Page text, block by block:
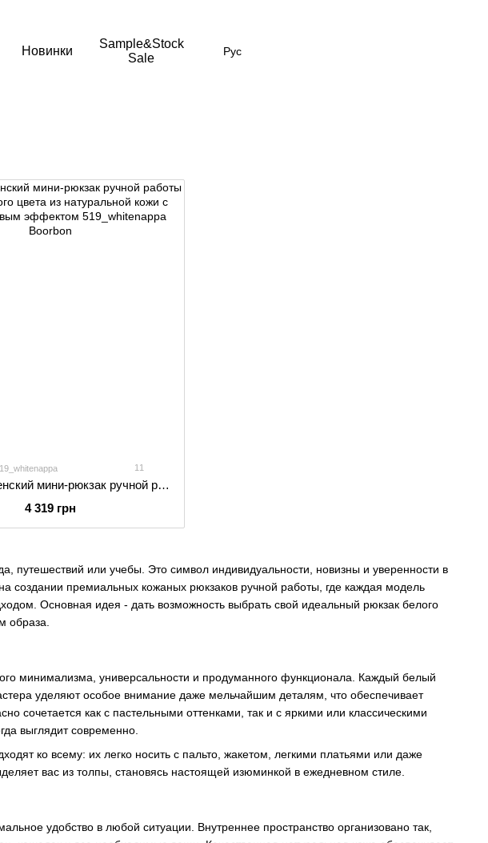
Новинки
Sample&Stock
Sale
Рус
путешествий или учебы. Это символ индивидуальности, новизны и уверенности в
создании премиальных кожаных рюкзаков ручной работы, где каждая модель
Основная идея - дать возможность выбрать свой идеальный рюкзак белого
образа.
минимализма, универсальности и продуманного функционала. Каждый белый
уделяют особое внимание даже мельчайшим деталям, что обеспечивает
сочетается как с пастельными оттенками, так и с яркими или классическими
выглядит современно.
ко всему: их легко носить с пальто, жакетом, легкими платьями или даже
вас из толпы, становясь настоящей изюминкой в ежедневном стиле.
удобство в любой ситуации. Внутреннее пространство организовано так,
11
Стильный женский мини-рюкзак ручной работы арт. 519 белого цвета из натуральной кожи с легким матовым эффектом
4 319 грн